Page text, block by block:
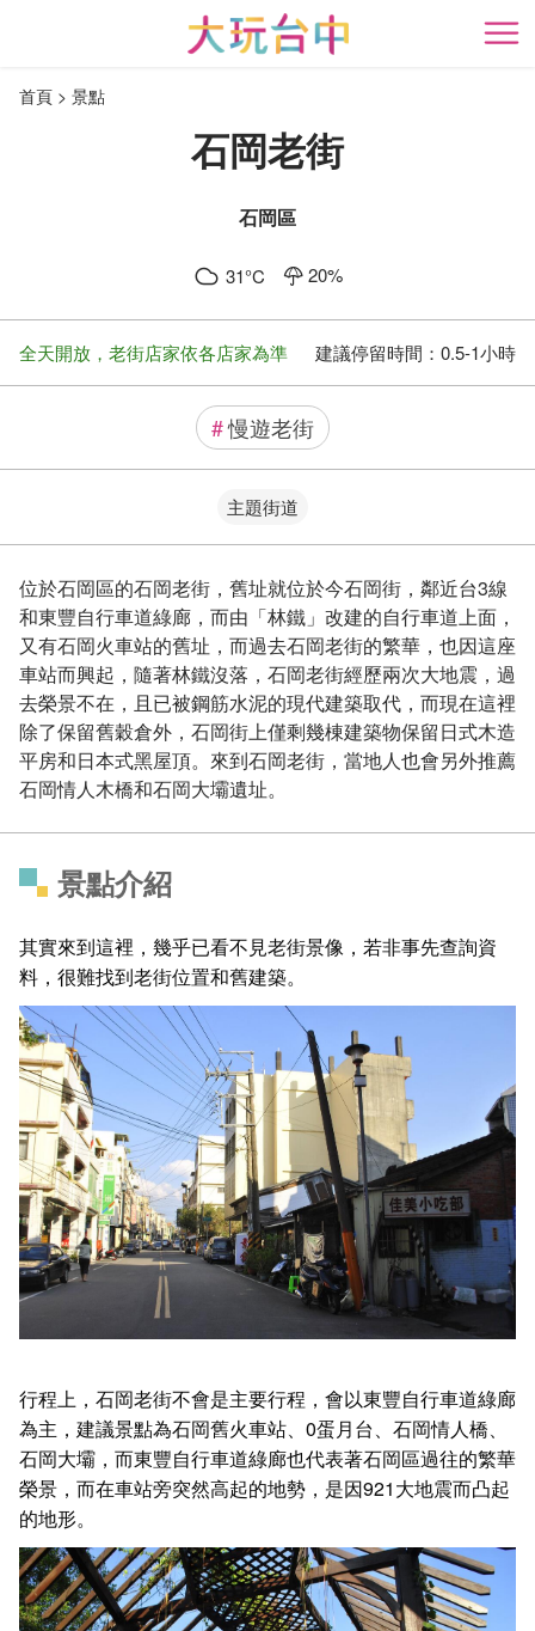
開
首頁 景點
石岡老街
石岡區
31°C 20%
全天開放，老街店家依各店家為準 建議停留時間： 0.5-1小時
#慢遊老街
主題街道
位於石岡區的石岡老街，舊址就位於今石岡街，鄰近台3線
和東豐自行車道綠廊，而由「林鐵」改建的自行車道上面，
又有石岡火車站的舊址，而過去石岡老街的繁華，也因這座
車站而興起，隨著林鐵沒落，石岡老街經歷兩次大地震，過
去榮景不在，且已被鋼筋水泥的現代建築取代，而現在這裡
除了保留舊穀倉外，石岡街上僅剩幾棟建築物保留日式木造
平房和日本式黑屋頂。來到石岡老街，當地人也會另外推薦
石岡情人木橋和石岡大壩遺址。
景點介紹
其實來到這裡，幾乎已看不見老街景像，若非事先查詢資
料，很難找到老街位置和舊建築。
行程上，石岡老街不會是主要行程，會以東豐自行車道綠廊
為主，建議景點為石岡舊火車站、0蛋月台、石岡情人橋、
石岡大壩，而東豐自行車道綠廊也代表著石岡區過往的繁華
榮景，而在車站旁突然高起的地勢，是因921大地震而凸起
的地形。